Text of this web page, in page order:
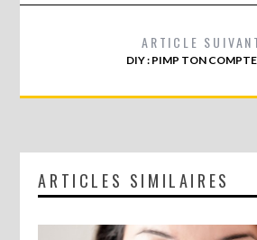
ARTICLE
DIY : PIMP TON
ARTICLES SIMILAIRES